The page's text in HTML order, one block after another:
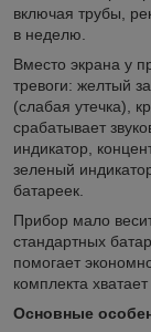
включая трубы,
в неделю.
Вместо экрана у
тревоги: желтый
(слабая утечка),
срабатывает
индикатор,
зеленый
батареек.
Прибор мало
стандартных
помогает
комплекта
Основные